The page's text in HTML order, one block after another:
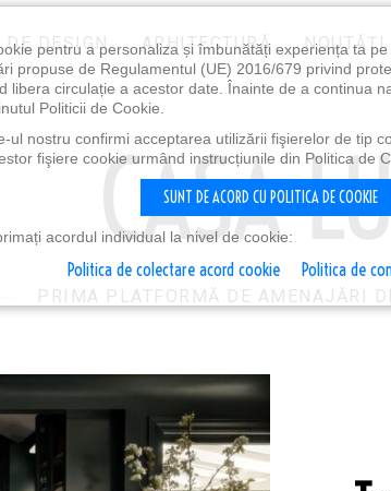
DE DESIGN ARHITECTURĂ NOUTĂȚI
PRIMA PLATFORMĂ DE AMENAJĂRI
pentru a personaliza și îmbunătăți experiența ta
propuse de Regulamentul (UE) 2016/679 privind
libera circulație a acestor date. Înainte de a continua
Politicii de Cookie.
ul nostru confirmi acceptarea utilizării fişierelor de tip
fişiere cookie urmând instrucțiunile din Politica de
SUNT DE ACORD CU POLITICA DE COOKIE
acordul individual la nivel de cookie:
Politica de colectare acord cookie Politica de